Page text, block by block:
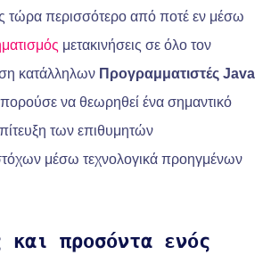
τώρα περισσότερο από ποτέ εν μέσω
μετακινήσεις σε όλο τον
κατάλληλων Προγραμματιστές Java
να θεωρηθεί ένα σημαντικό
των επιθυμητών
μέσω τεχνολογικά προηγμένων
και προσόντα ενός